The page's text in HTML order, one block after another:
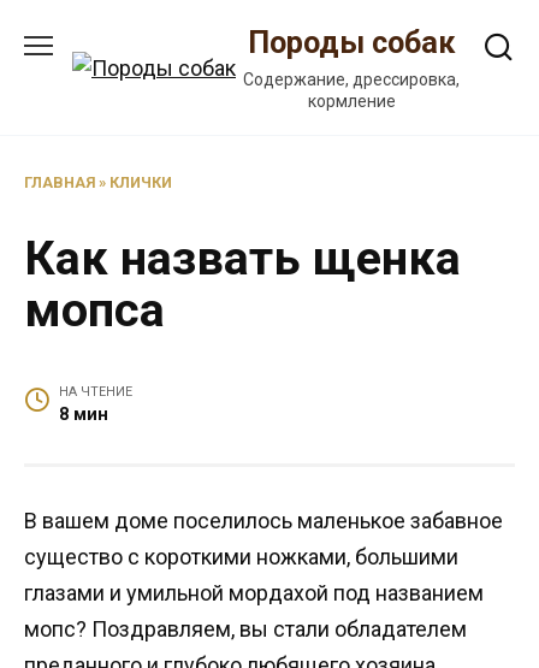
содержанию
Породы собак
Содержание, дрессировка,
кормление
ГЛАВНАЯ » КЛИЧКИ
Как назвать щенка
мопса
НА ЧТЕНИЕ
8 мин
В вашем доме поселилось маленькое забавное
существо с короткими ножками, большими
глазами и умильной мордахой под названием
мопс? Поздравляем, вы стали обладателем